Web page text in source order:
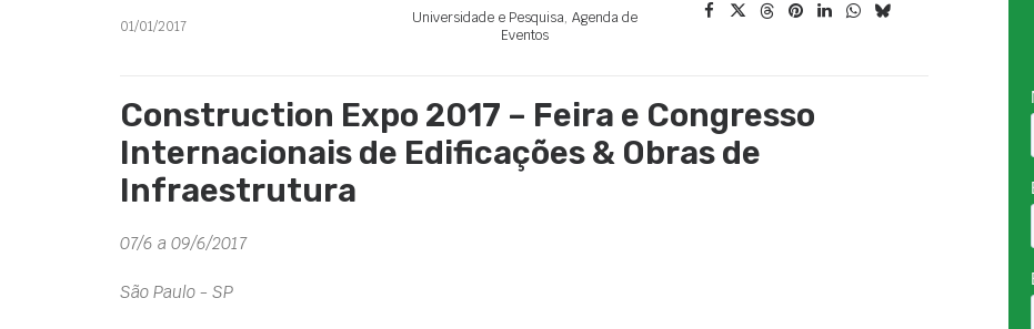
01/01/2017 Universidade e Pesquisa, Agenda de
Eventos
Construction Expo 2017 – Feira e Congresso
Internacionais de Edificações & Obras de
Infraestrutura
07/6 a 09/6/2017
São Paulo - SP